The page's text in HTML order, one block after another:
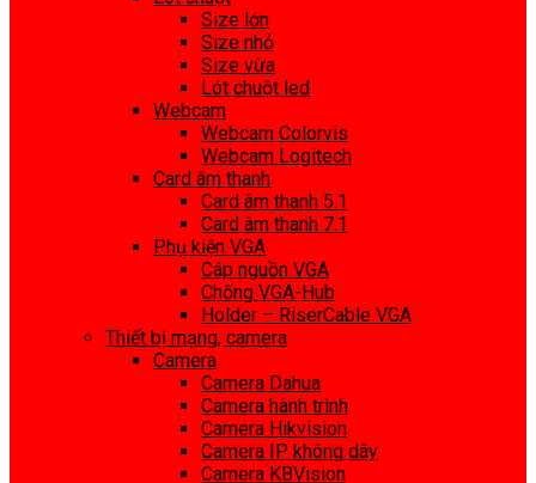
Size lớn
Size nhỏ
Size vừa
Lót chuột led
Webcam
Webcam Colorvis
Webcam Logitech
Card âm thanh
Card âm thanh 5.1
Card âm thanh 7.1
Phụ kiện VGA
Cáp nguồn VGA
Chống VGA-Hub
Holder – RiserCable VGA
Thiết bị mạng, camera
Camera
Camera Dahua
Camera hành trình
Camera Hikvision
Camera IP không dây
Camera KBVision